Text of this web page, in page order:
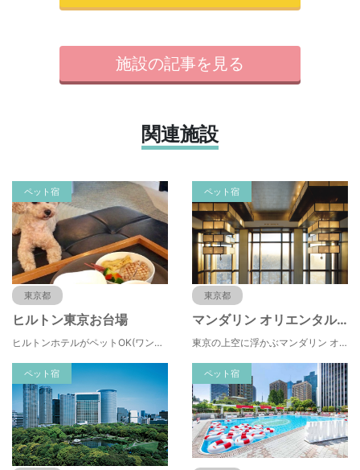
施設の記事を見る
関連施設
ペット宿
東京都
ヒルトン東京お台場
ヒルトンホテルがペットOK(ワンニャイトステイ)になったのがとても嬉しく、都内でペットと泊まれる場所が少ないのでこれから利用頻度が増えそうです。さすがヒルトンという施設の綺麗さと近隣のお台場を楽しめるお散歩MAPは必見です
ペット宿
東京都
マンダリン オリエンタル 東京
東京の上空に浮かぶマンダリン オリエンタル 東京は、眼下にすばらしい風景が広がるラグジュアリーな5つ星ホテルです。凜とした風格ある佇まいと和モダンのスタイルに、最新鋭のテクノロジー、定評あるスパ、驚きと感動に満ちた食体験、卓越したサービスを融合させ、真心を込めてお客さまをおもてなしいたします。
ペット宿 ペット宿